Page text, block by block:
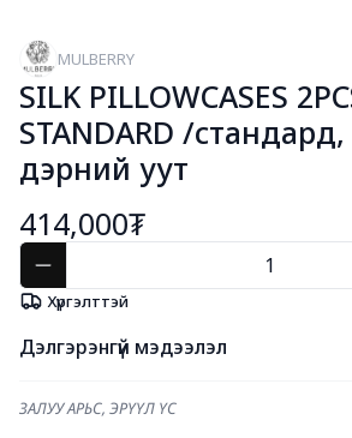
MULBERRY
SILK PILLOWCASES
STANDARD /
дэрний уут
414,000₮
Хүргэлттэй
Дэлгэрэнгүй мэдээлэл
ЗАЛУУ АРЬС, ЭРҮҮЛ ҮС